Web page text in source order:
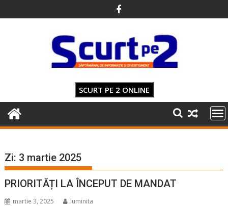
to
SCURT PE 2 ONLINE
Zi: 3 martie 2025
PRIORITĂȚI LA ÎNCEPUT DE MANDAT
martie 3, 2025 luminita